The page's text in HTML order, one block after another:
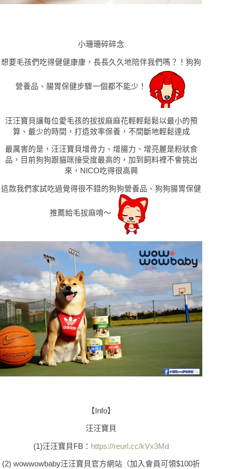
小珊珊碎碎念
想要毛孩們吃得健健康康，長長久久地陪伴我們嗎 ？！狗狗
營養品 、腸胃保健步驟一個都不能少！
汪汪寶貝讓每位愛毛孩的拔拔麻麻花輕輕鬆鬆以最小的預
算、最少的時間，打造效率保養，不間斷地輕鬆達成
最厲害的是，汪汪寶⾙增⾻⼒ 、 增腸⼒ 、 增亮麗是粉狀食
品，目前狗狗跟貓咪接受度最高的，加到飼料裡不會挑出
來，NICO吃得很高興
這款我們家試吃過覺得很不錯的狗狗營養品 、狗狗腸胃保健
推薦給毛拔麻唷〜
【 Info】
汪汪寶貝
(1)汪汪寶貝FB： https://reurl.cc/kVx3Md
(2) wowwowbaby汪汪寶貝官方網站（加入會員可領$100折